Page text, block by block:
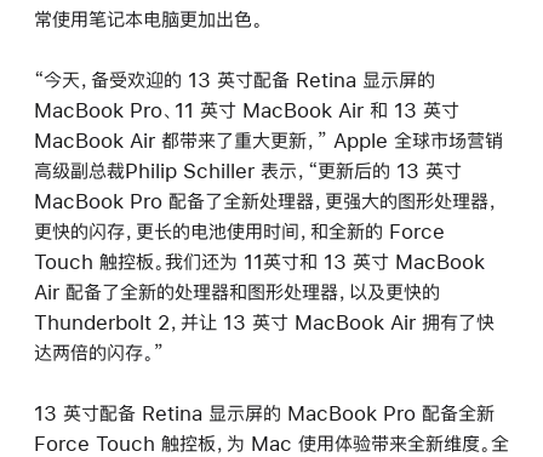
常使用笔记本电脑更加出色。
“今天，备受欢迎的 13 英寸配备 Retina 显示屏的
MacBook Pro、11 英寸 MacBook Air 和 13 英寸
MacBook Air 都带来了重大更新，” Apple 全球市场营销
高级副总裁Philip Schiller 表示，“更新后的 13 英寸
MacBook Pro 配备了全新处理器，更强大的图形处理器，
更快的闪存，更长的电池使用时间，和全新的 Force
Touch 触控板。我们还为 11英寸和 13 英寸 MacBook
Air 配备了全新的处理器和图形处理器，以及更快的
Thunderbolt 2，并让 13 英寸 MacBook Air 拥有了快
达两倍的闪存。”
13 英寸配备 Retina 显示屏的 MacBook Pro 配备全新
Force Touch 触控板，为 Mac 使用体验带来全新维度。全